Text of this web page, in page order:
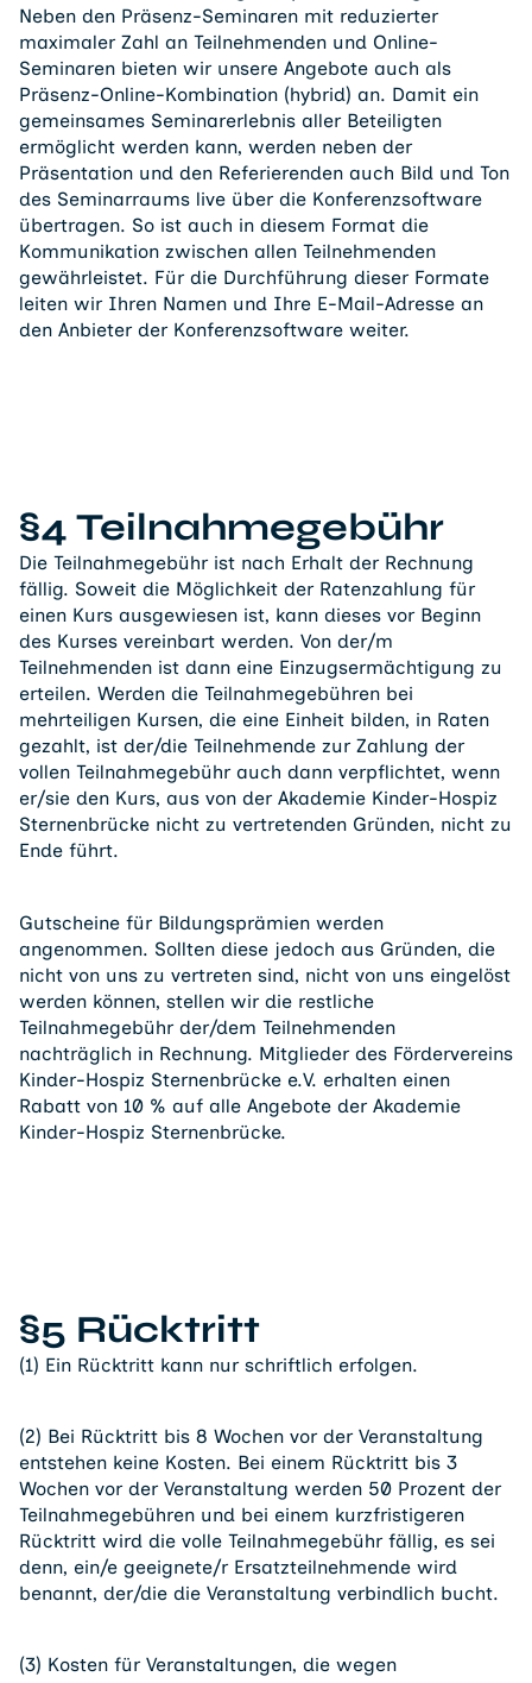
Neben den Präsenz-Seminaren mit reduzierter
maximaler Zahl an Teilnehmenden und Online-
Seminaren bieten wir unsere Angebote auch als
Präsenz-Online-Kombination (hybrid) an. Damit ein
gemeinsames Seminarerlebnis aller Beteiligten
ermöglicht werden kann, werden neben der
Präsentation und den Referierenden auch Bild und Ton
des Seminarraums live über die Konferenzsoftware
übertragen. So ist auch in diesem Format die
Kommunikation zwischen allen Teilnehmenden
gewährleistet. Für die Durchführung dieser Formate
leiten wir Ihren Namen und Ihre E-Mail-Adresse an
den Anbieter der Konferenzsoftware weiter.
§4 Teilnahmegebühr
Die Teilnahmegebühr ist nach Erhalt der Rechnung
fällig. Soweit die Möglichkeit der Ratenzahlung für
einen Kurs ausgewiesen ist, kann dieses vor Beginn
des Kurses vereinbart werden. Von der/m
Teilnehmenden ist dann eine Einzugsermächtigung zu
erteilen. Werden die Teilnahmegebühren bei
mehrteiligen Kursen, die eine Einheit bilden, in Raten
gezahlt, ist der/die Teilnehmende zur Zahlung der
vollen Teilnahmegebühr auch dann verpflichtet, wenn
er/sie den Kurs, aus von der Akademie Kinder-Hospiz
Sternenbrücke nicht zu vertretenden Gründen, nicht zu
Ende führt.
Gutscheine für Bildungsprämien werden
angenommen. Sollten diese jedoch aus Gründen, die
nicht von uns zu vertreten sind, nicht von uns eingelöst
werden können, stellen wir die restliche
Teilnahmegebühr der/dem Teilnehmenden
nachträglich in Rechnung. Mitglieder des Fördervereins
Kinder-Hospiz Sternenbrücke e.V. erhalten einen
Rabatt von 10 % auf alle Angebote der Akademie
Kinder-Hospiz Sternenbrücke.
§5 Rücktritt
(1) Ein Rücktritt kann nur schriftlich erfolgen.
(2) Bei Rücktritt bis 8 Wochen vor der Veranstaltung
entstehen keine Kosten. Bei einem Rücktritt bis 3
Wochen vor der Veranstaltung werden 50 Prozent der
Teilnahmegebühren und bei einem kurzfristigeren
Rücktritt wird die volle Teilnahmegebühr fällig, es sei
denn, ein/e geeignete/r Ersatzteilnehmende wird
benannt, der/die die Veranstaltung verbindlich bucht.
(3) Kosten für Veranstaltungen, die wegen